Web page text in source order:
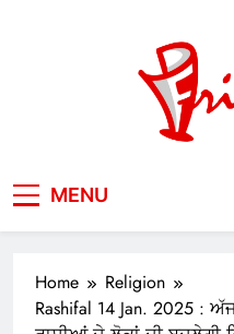
MENU
Home
Religion
Rashifal 14 Jan. 2025 :